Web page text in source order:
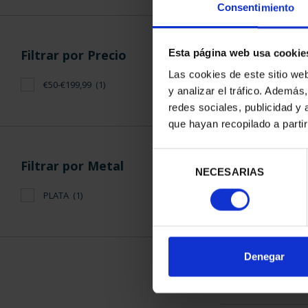
Consentimiento
Esta página web usa
Las cookies de este sitio
y analizar el tráfico.
redes sociales, publicidad y
que hayan recopilado a
consentimiento
NECESARIAS
Denegar
Filtrar por Precio
€50-€199,99 (1)
Filtrar por Metal
PLATA (1)
EMILIA
(2021)
ORDENAR POR: